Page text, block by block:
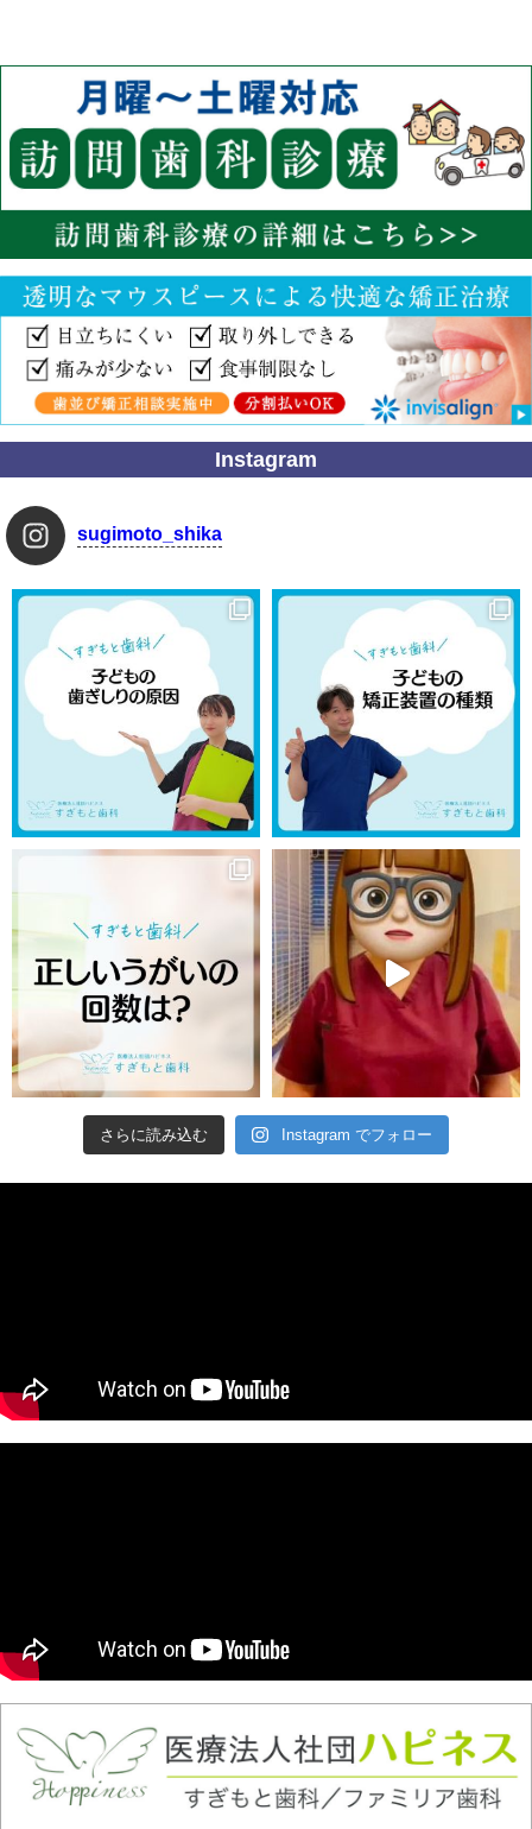
Instagram
sugimoto_shika
さらに読み込む Instagram でフォロー